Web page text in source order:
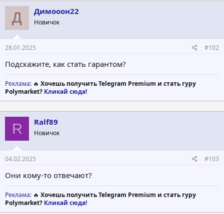
Д Димооон22
Новичок
28.01.2025 #102
Подскажите, как стать гарантом?
Реклама: 🔥 Хочешь получить Telegram Premium и стать гуру
Polymarket? Кликай сюда!
R Ralf89
Новичок
04.02.2025 #103
Они кому-то отвечают?
Реклама: 🔥 Хочешь получить Telegram Premium и стать гуру
Polymarket? Кликай сюда!